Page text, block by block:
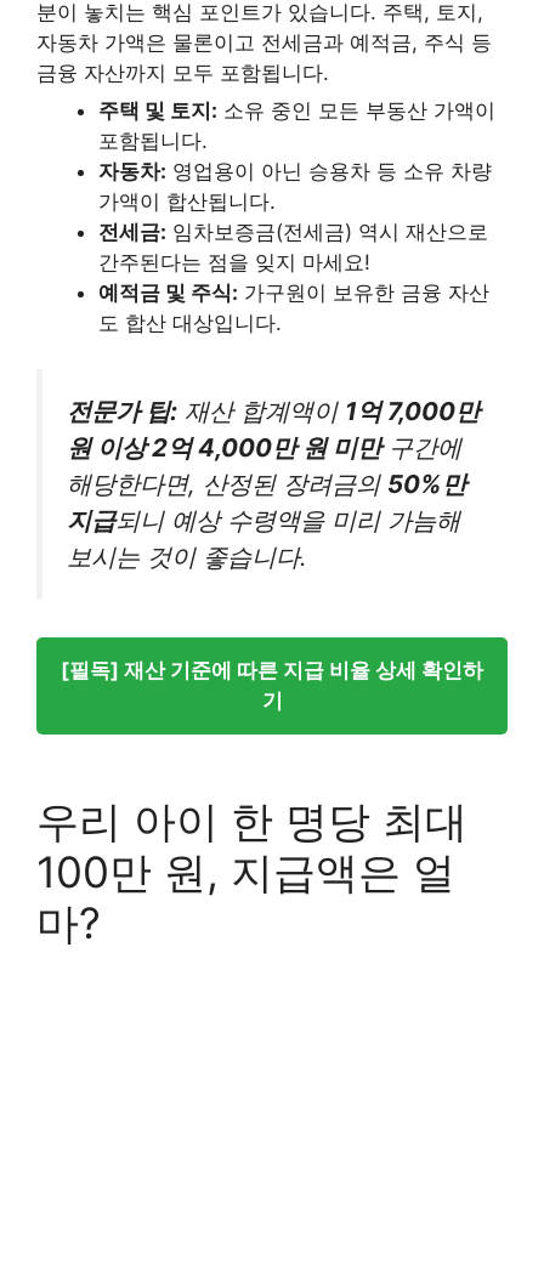
분이 놓치는 핵심 포인트가 있습니다. 주택, 토지,
자동차 가액은 물론이고 전세금과 예적금, 주식 등
금융 자산까지 모두 포함됩니다.
주택 및 토지: 소유 중인 모든 부동산 가액이
포함됩니다.
자동차: 영업용이 아닌 승용차 등 소유 차량
가액이 합산됩니다.
전세금: 임차보증금(전세금) 역시 재산으로
간주된다는 점을 잊지 마세요!
예적금 및 주식: 가구원이 보유한 금융 자산
도 합산 대상입니다.
전문가 팁: 재산 합계액이 1억 7,000만
원 이상 2억 4,000만 원 미만구간에
해당한다면, 산정된 장려금의 50%만
지급되니 예상 수령액을 미리 가늠해
보시는 것이 좋습니다.
[필독] 재산 기준에 따른 지급 비율 상세 확인하
기
우리 아이 한 명당 최대
100만 원, 지급액은 얼
마?